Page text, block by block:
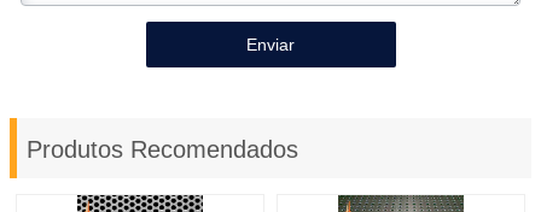
Enviar
Produtos Recomendados